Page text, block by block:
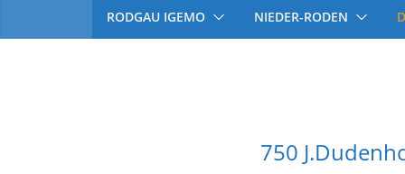
RODGAU IGEMO NIEDER-RODEN
750